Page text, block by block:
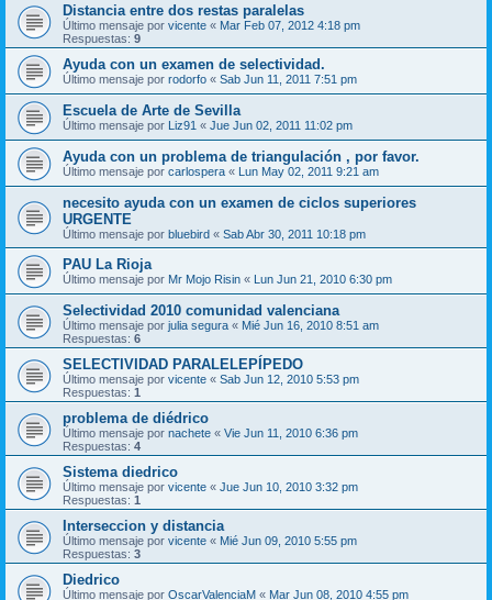
Distancia entre dos restas paralelas
Último mensaje por vicente « Mar Feb 07, 2012 4:18 pm
Respuestas: 9
Ayuda con un examen de selectividad.
Último mensaje por rodorfo « Sab Jun 11, 2011 7:51 pm
Escuela de Arte de Sevilla
Último mensaje por Liz91 « Jue Jun 02, 2011 11:02 pm
Ayuda con un problema de triangulación , por favor.
Último mensaje por carlospera « Lun May 02, 2011 9:21 am
necesito ayuda con un examen de ciclos superiores
URGENTE
Último mensaje por bluebird « Sab Abr 30, 2011 10:18 pm
PAU La Rioja
Último mensaje por Mr Mojo Risin « Lun Jun 21, 2010 6:30 pm
Selectividad 2010 comunidad valenciana
Último mensaje por julia segura « Mié Jun 16, 2010 8:51 am
Respuestas: 6
SELECTIVIDAD PARALELEPÍPEDO
Último mensaje por vicente « Sab Jun 12, 2010 5:53 pm
Respuestas: 1
problema de diédrico
Último mensaje por nachete « Vie Jun 11, 2010 6:36 pm
Respuestas: 4
Sistema diedrico
Último mensaje por vicente « Jue Jun 10, 2010 3:32 pm
Respuestas: 1
Interseccion y distancia
Último mensaje por vicente « Mié Jun 09, 2010 5:55 pm
Respuestas: 3
Diedrico
Último mensaje por OscarValenciaM « Mar Jun 08, 2010 4:55 pm